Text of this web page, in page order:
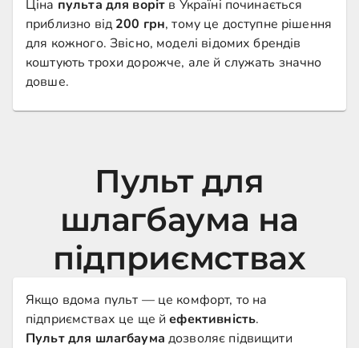
Ціна пульта для воріт в Україні починається
приблизно від 200 грн, тому це доступне рішення
для кожного. Звісно, моделі відомих брендів
коштують трохи дорожче, але й служать значно
довше.
Пульт для
шлагбаума на
підприємствах
Якщо вдома пульт — це комфорт, то на
підприємствах це ще йефективність.
Пульт для шлагбаума дозволяє підвищити